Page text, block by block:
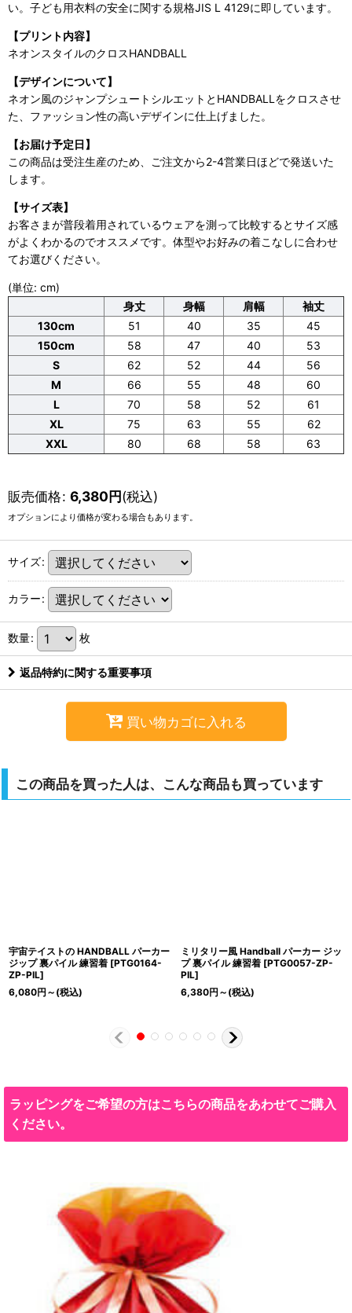
い。子ども用衣料の安全に関する規格JIS L 4129に即しています。
【プリント内容】
ネオンスタイルのクロスHANDBALL
【デザインについて】
ネオン風のジャンプシュートシルエットとHANDBALLをクロスさせ
た、ファッション性の高いデザインに仕上げました。
【お届け予定日】
この商品は受注生産のため、ご注文から2-4営業日ほどで発送いた
します。
【サイズ表】
お客さまが普段着用されているウェアを測って比較するとサイズ感
がよくわかるのでオススメです。体型やお好みの着こなしに合わせ
てお選びください。
(単位: cm)
身丈
身幅 肩幅
袖丈
130cm
51 40 35
45
150cm
58 47 40
53
S
62 52 44
56
M
66 55 48
60
L
70 58 52
61
XL
75 63 55
62
XXL
80 68 58 63
販売価格: 6,380円(税込)
オプションにより価格が変わる場合もあります。
サイズ:
カラー:
数量: 枚
返品特約に関する重要事項
買い物カゴに入れる
この商品を買った人は、こんな商品も買っています
宇宙テイストの HANDBALL パーカー
ジップ 裏パイル 練習着 [PTG0164-
ZP-PIL]
6,080円 ～ (税込)
ミリタリー風 Handball パーカー ジッ
プ 裏パイル 練習着 [PTG0057-ZP-
PIL]
6,380円 ～ (税込)
ラッピングをご希望の方はこちらの商品をあわせてご購入
ください。